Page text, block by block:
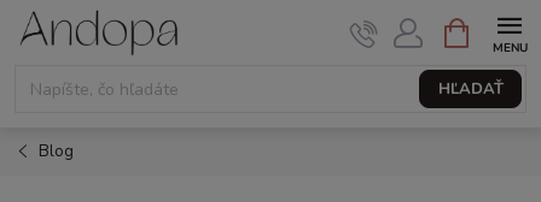
Prejsť
HĽADAŤ
NÁKUPNÝ
KOŠÍK
Blog